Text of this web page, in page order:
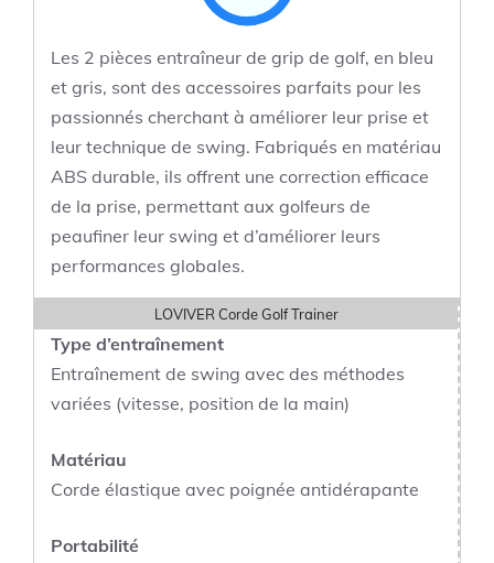
Les 2 pièces entraîneur de grip de golf, en bleu
et gris, sont des accessoires parfaits pour les
passionnés cherchant à améliorer leur prise et
leur technique de swing. Fabriqués en matériau
ABS durable, ils offrent une correction efficace
de la prise, permettant aux golfeurs de
peaufiner leur swing et d’améliorer leurs
performances globales.
LOVIVER Corde Golf Trainer
Type d’entraînement
Entraînement de swing avec des méthodes
variées (vitesse, position de la main)
Matériau
Corde élastique avec poignée antidérapante
Portabilité